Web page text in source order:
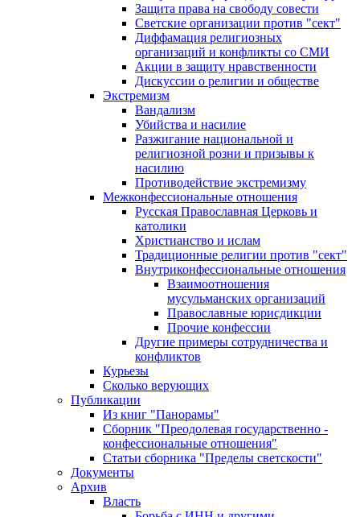
Защита права на свободу совести
Светские организации против "сект"
Диффамация религиозных
организаций и конфликты со СМИ
Акции в защиту нравственности
Дискуссии о религии и обществе
Экстремизм
Вандализм
Убийства и насилие
Разжигание национальной и
религиозной розни и призывы к
насилию
Противодействие экстремизму
Межконфессиональные отношения
Русская Православная Церковь и
католики
Христианство и ислам
Традиционные религии против "сект"
Внутриконфессиональные отношения
Взаимоотношения
мусульманских организаций
Православные юрисдикции
Прочие конфессии
Другие примеры сотрудничества и
конфликтов
Курьезы
Сколько верующих
Публикации
Из книг "Панорамы"
Сборник "Преодолевая государственно -
конфессиональные отношения"
Статьи сборника "Пределы светскости"
Документы
Архив
Власть